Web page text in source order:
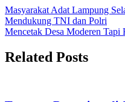
Masyarakat Adat Lampung
Mendukung TNI dan Polri
Mencetak Desa Moderen Tapi
Related Posts